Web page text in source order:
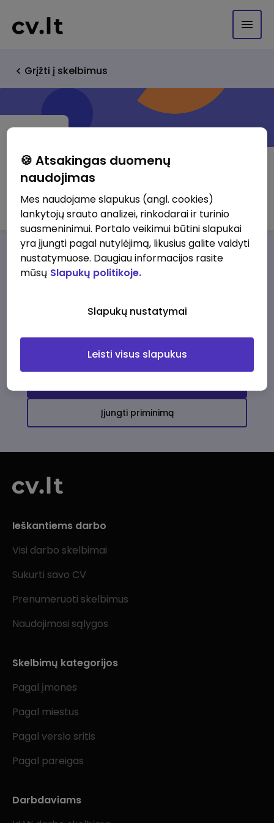
Grįžti į skelbimus
Packus, UAB
Darbo pasiūlymaiApie musPrivalumai
darbo pasiūlymų
Įjungti priminimą
Ieškantiems darbo
Visi darbo skelbimai
Sukurti savo CV
Prenumeruoti skelbimus
Naudojimosi sąlygos
Skelbimų kategorijos
Pagal įmones
Pagal miestus
Pagal verslo sritis
Pagal pareigas
Darbdaviams
🍪 Atsakingas duomenų
naudojimas
Mes naudojame slapukus (angl. cookies)
lankytojų srauto analizei, rinkodarai ir turinio
suasmeninimui. Portalo veikimui būtini slapukai
yra įjungti pagal nutylėjimą, likusius galite valdyti
nustatymuose. Daugiau informacijos rasite
mūsų Slapukų politikoje.
Slapukų nustatymai
Leisti visus slapukus